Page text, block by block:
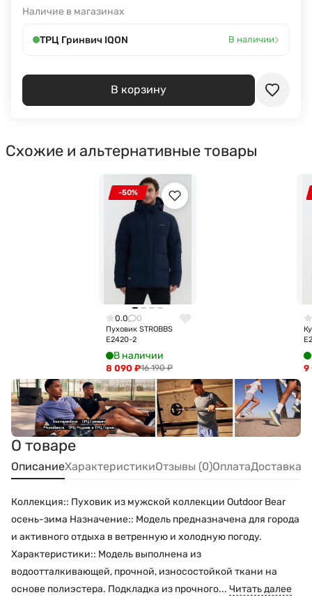
Наличие в магазинах
ТРЦ Гринвич IQON В наличии›
В корзину
Схожие и альтернативные товары
-50%
0.0 0
Пуховик STROBBS
E2420-2
В наличии
16 190₽
8 090 ₽ 9
О товаре
ОписаниеХарактеристикиОтзывы (0)ОплатаДоставка
Коллекция:: Пуховик из мужской коллекции Outdoor Bear
осень-зима Назначение:: Модель предназначена для города
и активного отдыха в ветренную и холодную погоду.
Характеристики:: Модель выполнена из
водоотталкивающей, прочной, износостойкой ткани на
основе полиэстера. Подкладка из прочного... Читать далее